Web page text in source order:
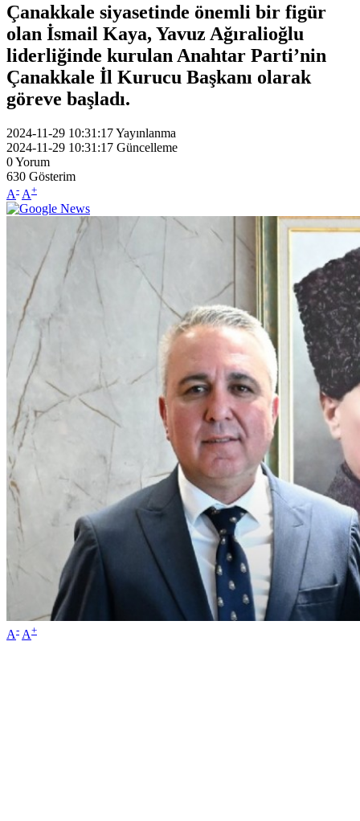
Çanakkale siyasetinde önemli bir figür
olan İsmail Kaya, Yavuz Ağıralioğlu
liderliğinde kurulan Anahtar Parti’nin
Çanakkale İl Kurucu Başkanı olarak
göreve başladı.
2024-11-29 10:31:17Yayınlanma
2024-11-29 10:31:17 Güncelleme
0Yorum
630 Gösterim
A- A+
A- A+